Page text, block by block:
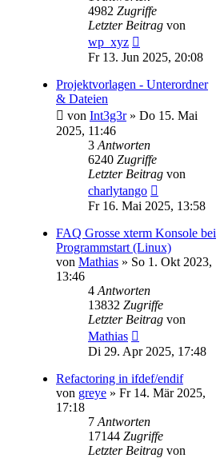
4982 Zugriffe
Letzter Beitrag von
wp_xyz
Fr 13. Jun 2025, 20:08
Projektvorlagen - Unterordner
& Dateien
von Int3g3r» Do 15. Mai
2025, 11:46
3 Antworten
6240 Zugriffe
Letzter Beitrag von
charlytango
Fr 16. Mai 2025, 13:58
FAQ Grosse xterm Konsole bei
Programmstart (Linux)
von Mathias » So 1. Okt 2023,
13:46
4 Antworten
13832 Zugriffe
Letzter Beitrag von
Mathias
Di 29. Apr 2025, 17:48
Refactoring in ifdef/endif
von greye » Fr 14. Mär 2025,
17:18
7 Antworten
17144 Zugriffe
Letzter Beitrag von